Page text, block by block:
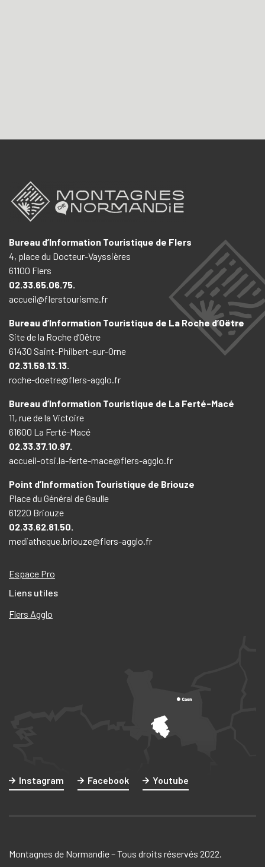
Bureau d’Information Touristique de Flers
4, place du Docteur-Vayssières
61100 Flers
02.33.65.06.75.
accueil@flerstourisme.fr
Bureau d’Information Touristique de La Roche d’Oëtre
Site de la Roche d’Oëtre
61430 Saint-Philbert-sur-Orne
02.31.59.13.13.
roche-doetre@flers-agglo.fr
Bureau d’Information Touristique de La Ferté-Macé
11, rue de la Victoire
61600 La Ferté-Macé
02.33.37.10.97.
accueil-otsi.la-ferte-mace@flers-agglo.fr
Point d’Information Touristique de Briouze
Place du Général de Gaulle
61220 Briouze
02.33.62.81.50.
mediatheque.briouze@flers-agglo.fr
Espace Pro
Liens utiles
Flers Agglo
Instagram Facebook Youtube
Montagnes de Normandie – Tous droits réservés 2022.